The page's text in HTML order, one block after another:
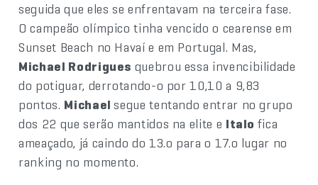
seguida que eles se enfrentavam na terceira fase.
O campeão olímpico tinha vencido o cearense em
Sunset Beach no Havaí e em Portugal. Mas,
Michael Rodrigues quebrou essa invencibilidade
do potiguar, derrotando-o por 10,10 a 9,83
pontos. Michaelsegue tentando entrar no grupo
dos 22 que serão mantidos na elite e Italo fica
ameaçado, já caindo do 13.o para o 17.o lugar no
ranking no momento.